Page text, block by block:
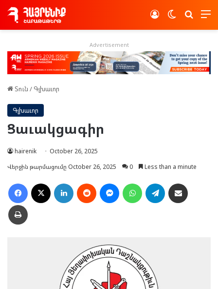
Switch skin
Log In
Advertisement
Տուն / Գլխաւոր
Գլխաւոր
Ցաւակցագիր
hairenik
October 26, 2025
Վերջին թարմացումը October 26, 2025
0 Less than a minute
Facebook LinkedIn Reddit MessengerWhatsAppTelegram
Տպել